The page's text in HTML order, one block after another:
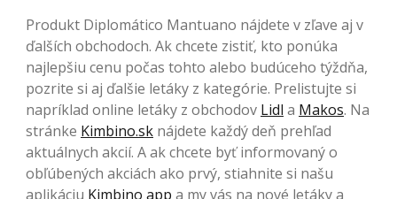
Produkt Diplomático Mantuano nájdete v zľave aj v
ďalších obchodoch. Ak chcete zistiť, kto ponúka
najlepšiu cenu počas tohto alebo budúceho týždňa,
pozrite si aj ďalšie letáky z kategórie. Prelistujte si
napríklad online letáky z obchodov Lidl a Makos. Na
stránke Kimbino.sk nájdete každý deň prehľad
aktuálnych akcií. A ak chcete byť informovaný o
obľúbených akciách ako prvý, stiahnite si našu
aplikáciu Kimbino app a my vás na nové letáky a